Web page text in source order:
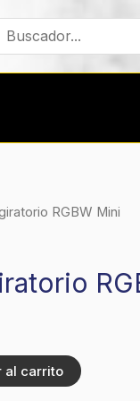
Buscar
por:
RGBW Mini
al carrito